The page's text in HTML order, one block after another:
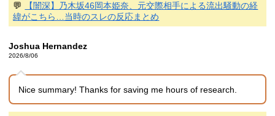
💬
【闇深】乃木坂46岡本姫奈、元交際相手による流出騒動の経
緯がこちら…当時のスレの反応まとめ
Joshua Hernandez
2026/8/06
Nice summary! Thanks for saving me hours of research.